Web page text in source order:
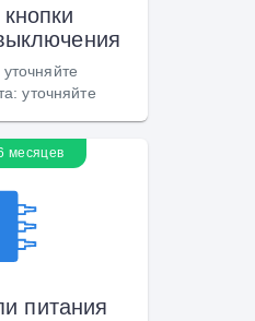
уточняйте
:уточняйте
месяцев
питания